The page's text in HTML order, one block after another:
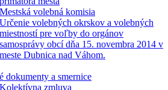
Mestská volebná komisia
Určenie volebných okrskov a volebných
miestností pre voľby do orgánov
samosprávy obcí dňa 15. novembra 2014 v
meste Dubnica nad Váhom.
dokumenty a smernice
Kolektívna zmluva